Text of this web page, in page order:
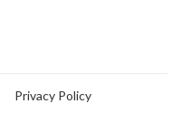
Privacy Policy